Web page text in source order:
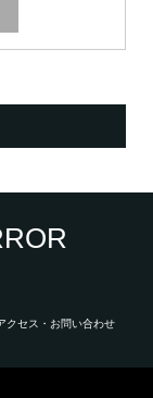
クセス・お問い合わせ